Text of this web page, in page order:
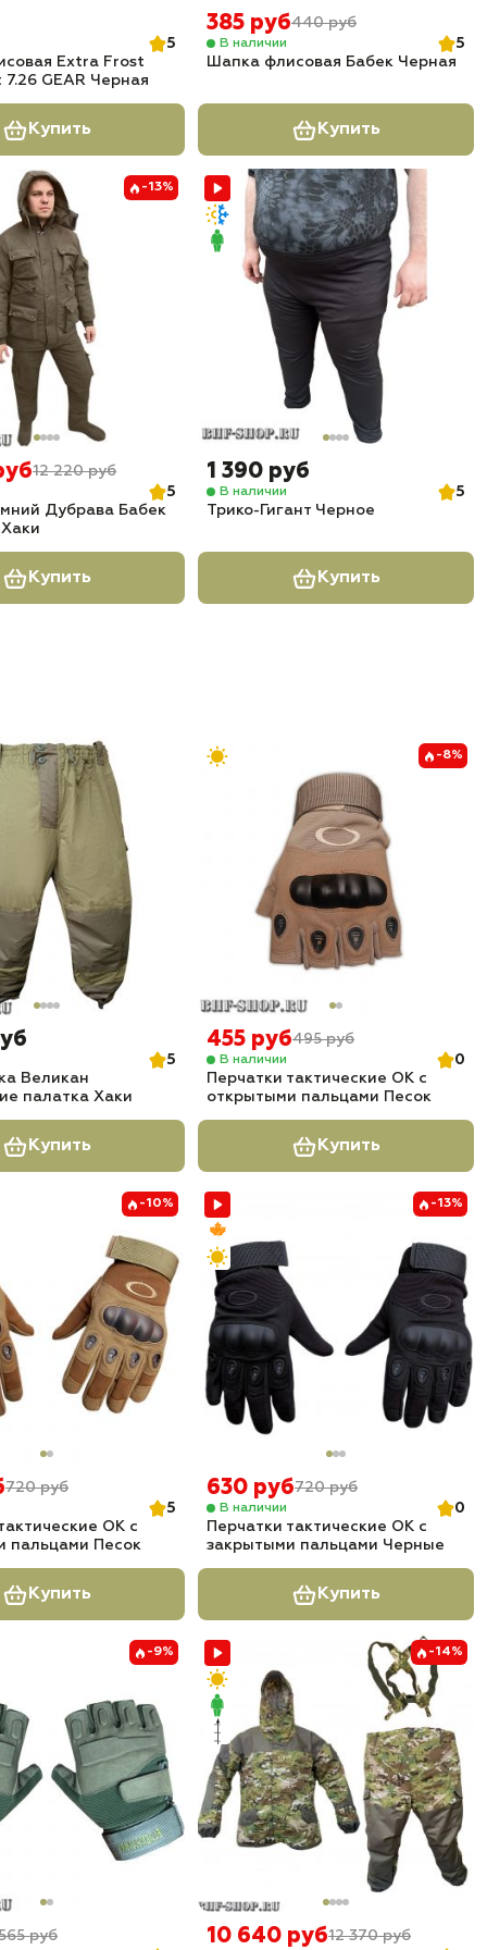
5
Extra Frost
GEAR Черная
Купить
385 руб440 руб
В наличии
5
Шапка флисовая Бабек Черная
Купить
-13%
12 220 руб
5
Дубрава Бабек
Купить
1 390 руб
В наличии
5
Трико-Гигант Черное
Купить
5
Великан
палатка Хаки
Купить
-8%
455 руб495 руб
В наличии
0
Перчатки тактические OK с
открытыми пальцами Песок
Купить
-10%
720 руб
5
OK с
пальцами Песок
Купить
-13%
630 руб720 руб
В наличии
0
Перчатки тактические OK с
закрытыми пальцами Черные
Купить
-9%
руб
-14%
10 640 руб12 370 руб